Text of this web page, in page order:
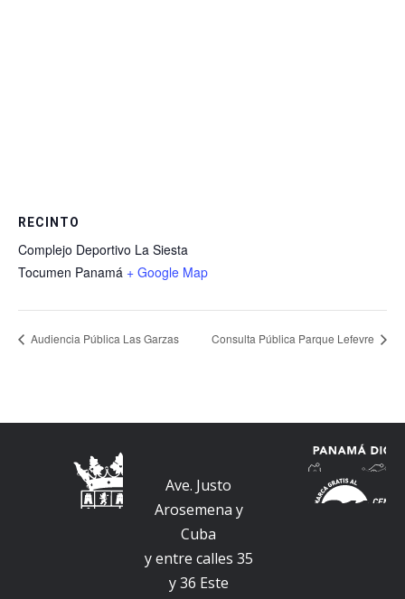
RECINTO
Complejo Deportivo La Siesta
Tocumen Panamá + Google Map
Audiencia Pública Las Garzas Consulta Pública Parque Lefevre
Ave. Justo
Arosemena y
Cuba
y entre calles 35
y 36 Este